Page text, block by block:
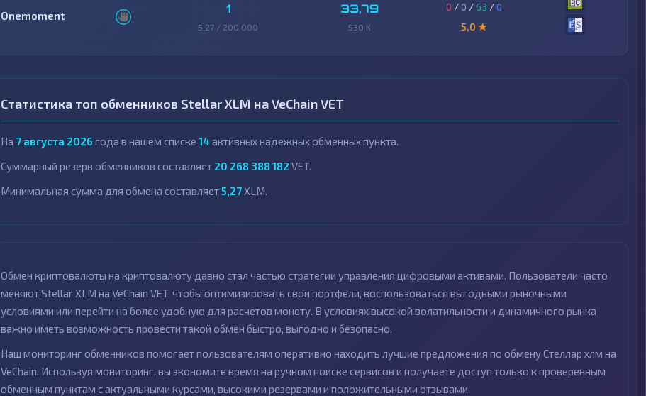
Onemoment 1
5,27 / 200 000
33,79
530 K
0 / 0 / 63 /0
5,0 ★
Статистика топ обменников Stellar XLM на VeChain VET
На 7 августа 2026 года в нашем списке 14активных надежных обменных пункта.
Суммарный резерв обменников составляет 20 268 388 182 VET.
Минимальная сумма для обмена составляет5,27XLM.
Обмен криптовалюты на криптовалюту давно стал частью стратегии управления цифровыми активами. Пользователи часто
меняют Stellar XLM на VeChain VET, чтобы оптимизировать свои портфели, воспользоваться выгодными рыночными
условиями или перейти на более удобную для расчетов монету. В условиях высокой волатильности и динамичного рынка
важно иметь возможность провести такой обмен быстро, выгодно и безопасно.
Наш мониторинг обменников помогает пользователям оперативно находить лучшие предложения по обмену Стеллар хлм на
VeChain. Используя мониторинг, вы экономите время на ручном поиске сервисов и получаете доступ только к проверенным
обменным пунктам с актуальными курсами, высокими резервами и положительными отзывами.